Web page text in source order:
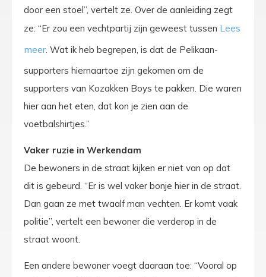
door een stoel”, vertelt ze. Over de aanleiding zegt
ze: “Er zou een vechtpartij zijn geweest tussen
. Wat ik heb begrepen, is dat de Pelikaan-
supporters hiernaartoe zijn gekomen om de
supporters van Kozakken Boys te pakken. Die waren
hier aan het eten, dat kon je zien aan de
voetbalshirtjes.”
Vaker ruzie in Werkendam
De bewoners in de straat kijken er niet van op dat
dit is gebeurd. “Er is wel vaker bonje hier in de straat.
Dan gaan ze met twaalf man vechten. Er komt vaak
politie”, vertelt een bewoner die verderop in de
straat woont.
Een andere bewoner voegt daaraan toe: “Vooral op